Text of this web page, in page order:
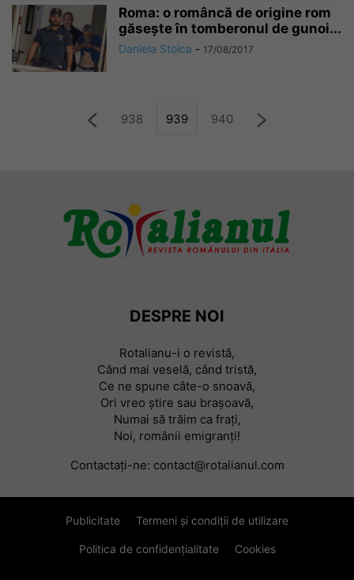
Roma: o româncă de origine rom
găsește în tomberonul de gunoi...
Daniela Stoica - 17/08/2017
938 939 940
DESPRE NOI
Rotalianu-i o revistă,
Când mai veselă, când tristă,
Ce ne spune câte-o snoavă,
Ori vreo știre sau braşoavă,
Numai să trăim ca frați,
Noi, românii emigranți!
Contactați-ne: contact@rotalianul.com
Publicitate Termeni și condiții de utilizare
Politica de confidențialitate Cookies